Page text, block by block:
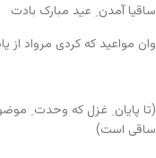
ساقیا آمدن ِ عید مبارک بادت
وان مواعید که کردی مرواد از
(تا پایان ِ غزل که وحدت
ساقی است)